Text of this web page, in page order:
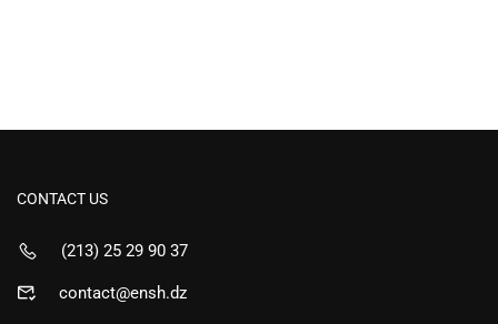
CONTACT US
(213) 25 29 90 37
contact@ensh.dz